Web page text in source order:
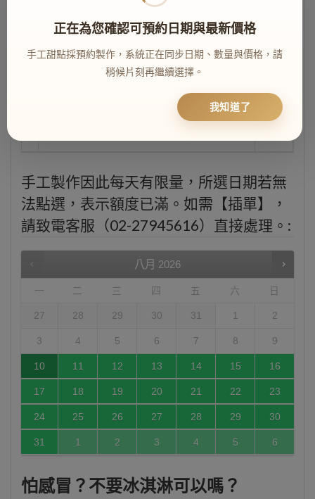
不到 | 甜點均為低糖天然配方無防腐劑冷凍嘗鮮
199元
間不足者請務必選此取貨方式，畢竟宅配到府到
貨時間無法控制，簡訊點同意確保送達您地址附
299元
手工製作因此每天有限量，所選日期若無
法點選，表示額度已滿。如需【插單】，
請致電客服（02-27945616）直接處理。:
八月 2026
一 二 三 四 五 六 日
27 28 29 30 31 1 2
3 4 5 6 7 8 9
10 11 12 13 14 15 16
17 18 19 20 21 22 23
24 25 26 27 28 29 30
31 1 2 3 4 5 6
怕感冒？不要冰淇淋可以嗎？
正在為您確認可預約日期與最新價格
手工甜點採預約製作，系統正在同步日期、數量與價格，請
稍候片刻再繼續選擇。
我知道了